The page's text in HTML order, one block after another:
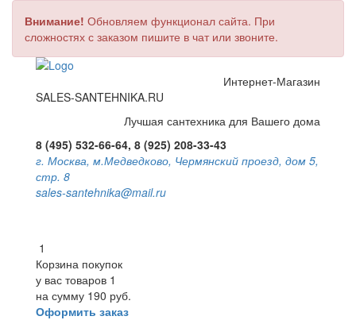
Внимание! Обновляем функционал сайта. При
сложностях с заказом пишите в чат или звоните.
Интернет-Магазин
SALES-SANTEHNIKA.RU
Лучшая сантехника для Вашего дома
8 (495) 532-66-64, 8 (925) 208-33-43
г. Москва, м.Медведково, Чермянский проезд, дом 5,
стр. 8
sales-santehnika@mail.ru
1
Корзина покупок
у вас товаров 1
на сумму 190 руб.
Оформить заказ